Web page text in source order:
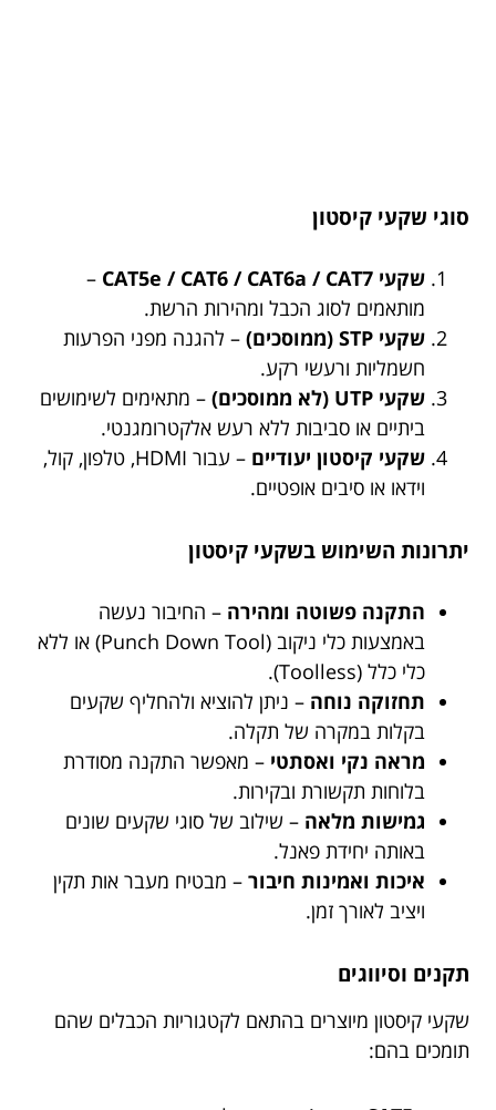
סוגי שקעי קיסטון
שקעי CAT5e / CAT6 / CAT6a / CAT7
–
מותאמים לסוג הכבל ומהירות הרשת.
שקעי STP (ממוסכים)
– להגנה מפני הפרעות
חשמליות ורעשי רקע.
שקעי UTP (לא ממוסכים)
– מתאימים לשימושים
ביתיים או סביבות ללא רעש אלקטרומגנטי.
שקעי קיסטון יעודיים
– עבור HDMI, טלפון, קול,
וידאו או סיבים אופטיים.
יתרונות השימוש בשקעי קיסטון
התקנה פשוטה ומהירה – החיבור נעשה
באמצעות כלי ניקוב (Punch Down Tool) או ללא
כלי כלל (Toolless).
תחזוקה נוחה – ניתן להוציא ולהחליף שקעים
בקלות במקרה של תקלה.
מראה נקי ואסתטי – מאפשר התקנה מסודרת
בלוחות תקשורת ובקירות.
גמישות מלאה – שילוב של סוגי שקעים שונים
באותה יחידת פאנל.
איכות ואמינות חיבור – מבטיח מעבר אות תקין
ויציב לאורך זמן.
תקנים וסיווגים
שקעי קיסטון מיוצרים בהתאם לקטגוריות הכבלים שהם
תומכים בהם: